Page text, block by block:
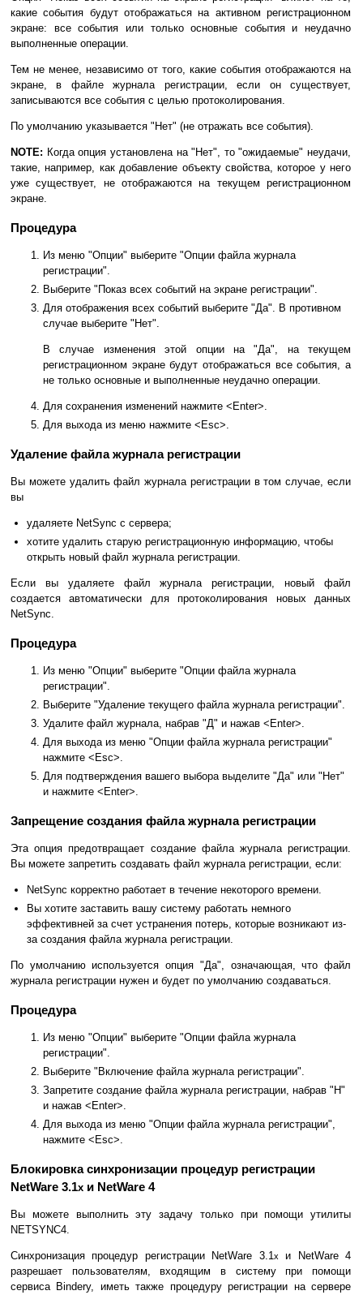
какие события будут отображаться на активном регистрационном
экране: все события или только основные события и неудачно
выполненные операции.
Тем не менее, независимо от того, какие события отображаются на
экране, в файле журнала регистрации, если он существует,
записываются все события с целью протоколирования.
По умолчанию указывается "Нет" (не отражать все события).
NOTE: Когда опция установлена на "Нет", то "ожидаемые" неудачи,
такие, например, как добавление объекту свойства, которое у него
уже существует, не отображаются на текущем регистрационном
экране.
Процедура
Из меню "Опции" выберите "Опции файла журнала
регистрации".
Выберите "Показ всех событий на экране регистрации".
Для отображения всех событий выберите "Да". В противном
случае выберите "Нет".
В случае изменения этой опции на "Да", на текущем
регистрационном экране будут отображаться все события, а
не только основные и выполненные неудачно операции.
Для сохранения изменений нажмите <Enter>.
Для выхода из меню нажмите <Esc>.
Удаление файла журнала регистрации
Вы можете удалить файл журнала регистрации в том случае, если
вы
удаляете NetSync с сервера;
хотите удалить старую регистрационную информацию, чтобы
открыть новый файл журнала регистрации.
Если вы удаляете файл журнала регистрации, новый файл
создается автоматически для протоколирования новых данных
NetSync.
Процедура
Из меню "Опции" выберите "Опции файла журнала
регистрации".
Выберите "Удаление текущего файла журнала регистрации".
Удалите файл журнала, набрав "Д" и нажав <Enter>.
Для выхода из меню "Опции файла журнала регистрации"
нажмите <Esc>.
Для подтверждения вашего выбора выделите "Да" или "Нет"
и нажмите <Enter>.
Запрещение создания файла журнала регистрации
Эта опция предотвращает создание файла журнала регистрации.
Вы можете запретить создавать файл журнала регистрации, если:
NetSync корректно работает в течение некоторого времени.
Вы хотите заставить вашу систему работать немного
эффективней за счет устранения потерь, которые возникают из-
за создания файла журнала регистрации.
По умолчанию используется опция "Да", означающая, что файл
журнала регистрации нужен и будет по умолчанию создаваться.
Процедура
Из меню "Опции" выберите "Опции файла журнала
регистрации".
Выберите "Включение файла журнала регистрации".
Запретите создание файла журнала регистрации, набрав "Н"
и нажав <Enter>.
Для выхода из меню "Опции файла журнала регистрации",
нажмите <Esc>.
Блокировка синхронизации процедур регистрации
NetWare 3.1x и NetWare 4
Вы можете выполнить эту задачу только при помощи утилиты
NETSYNC4.
Синхронизация процедур регистрации NetWare 3.1xи NetWare 4
разрешает пользователям, входящим в систему при помощи
сервиса Bindery, иметь также процедуру регистрации на сервере